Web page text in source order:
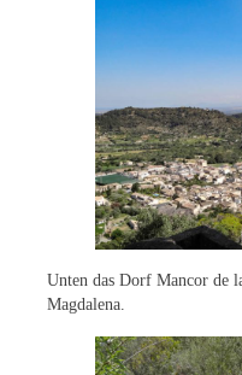
Unten das Dorf Mancor de
Magdalena.